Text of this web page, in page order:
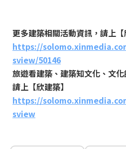
更多建築相關活動資訊，請上
https://
sview/50146
旅遊看建築、建築知文化、文
請上【欣建築】
https://
sview